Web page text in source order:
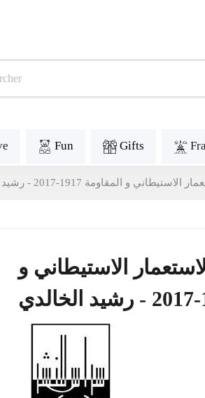
Fun Gifts
المقاومة 1917-2017 - رشيد الخالدي
الاستيطاني و